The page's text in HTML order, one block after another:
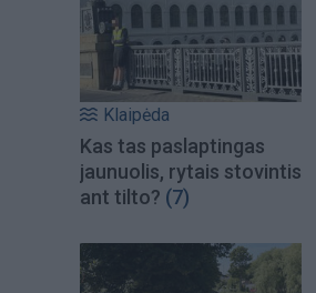
Klaipėda
Kas tas paslaptingas
jaunuolis, rytais stovintis
ant tilto? (7)